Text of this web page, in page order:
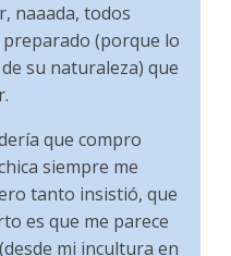
naaada, todos
(porque lo
su naturaleza) que
que compro
siempre me
tanto insistió, que
es que me parece
mi incultura en